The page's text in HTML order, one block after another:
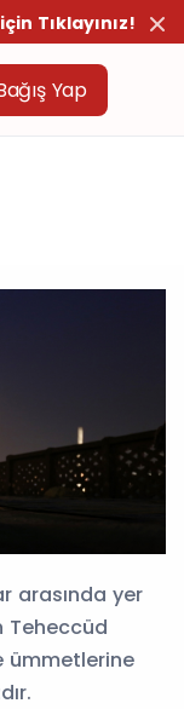
Tıklayınız!
Yap
arasında yer
Teheccüd
ümmetlerine